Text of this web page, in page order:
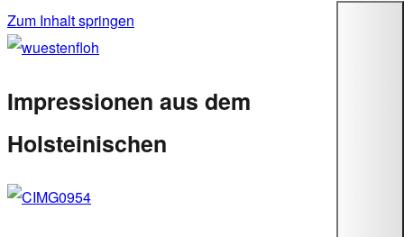
Zum Inhalt springen
wuestenfloh
Impressionen aus dem
Holsteinischen